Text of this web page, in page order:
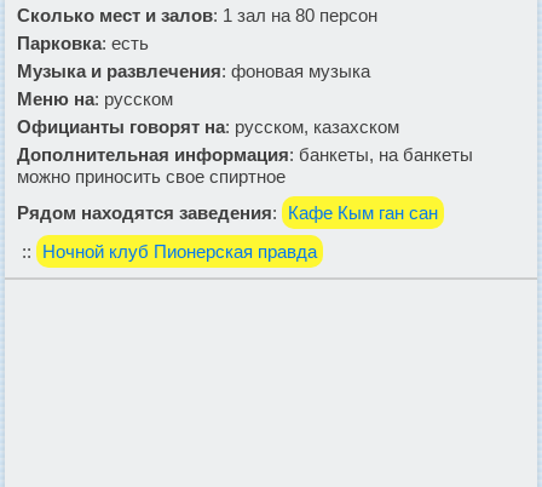
Сколько мест и залов: 1 зал на 80 персон
Парковка: есть
Музыка и развлечения: фоновая музыка
Меню на: русском
Официанты говорят на: русском, казахском
Дополнительная информация: банкеты, на банкеты
можно приносить свое спиртное
Рядом находятся заведения:
Кафе Кым ган сан
::
Ночной клуб Пионерская правда